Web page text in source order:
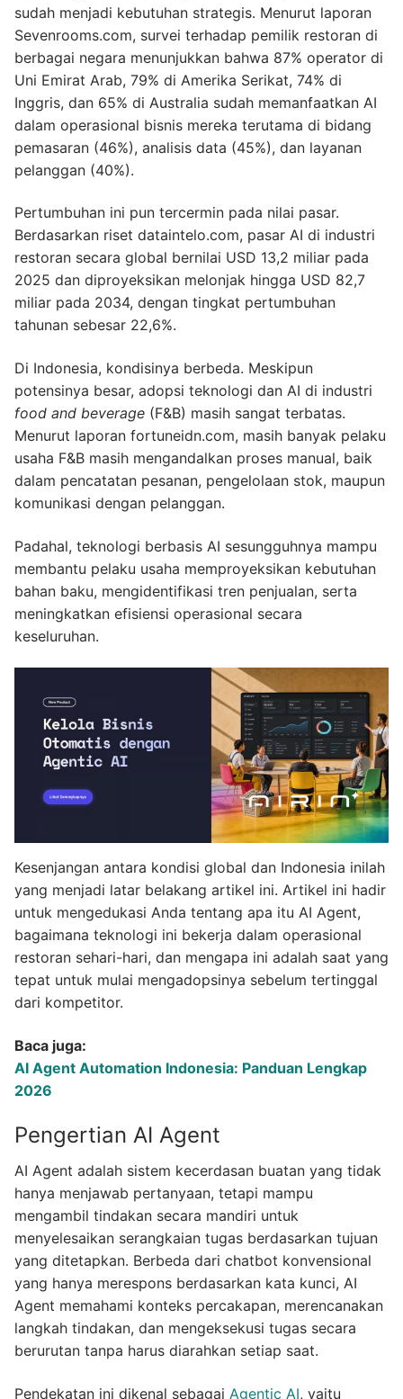
sudah menjadi kebutuhan strategis. Menurut laporan
Sevenrooms.com, survei terhadap pemilik restoran di
berbagai negara menunjukkan bahwa 87% operator di
Uni Emirat Arab, 79% di Amerika Serikat, 74% di
Inggris, dan 65% di Australia sudah memanfaatkan AI
dalam operasional bisnis mereka terutama di bidang
pemasaran (46%), analisis data (45%), dan layanan
pelanggan (40%).
Pertumbuhan ini pun tercermin pada nilai pasar.
Berdasarkan riset dataintelo.com, pasar AI di industri
restoran secara global bernilai USD 13,2 miliar pada
2025 dan diproyeksikan melonjak hingga USD 82,7
miliar pada 2034, dengan tingkat pertumbuhan
tahunan sebesar 22,6%.
Di Indonesia, kondisinya berbeda. Meskipun
potensinya besar, adopsi teknologi dan AI di industri
food and beverage (F&B) masih sangat terbatas.
Menurut laporan fortuneidn.com, masih banyak pelaku
usaha F&B masih mengandalkan proses manual, baik
dalam pencatatan pesanan, pengelolaan stok, maupun
komunikasi dengan pelanggan.
Padahal, teknologi berbasis AI sesungguhnya mampu
membantu pelaku usaha memproyeksikan kebutuhan
bahan baku, mengidentifikasi tren penjualan, serta
meningkatkan efisiensi operasional secara
keseluruhan.
Kesenjangan antara kondisi global dan Indonesia inilah
yang menjadi latar belakang artikel ini. Artikel ini hadir
untuk mengedukasi Anda tentang apa itu AI Agent,
bagaimana teknologi ini bekerja dalam operasional
restoran sehari-hari, dan mengapa ini adalah saat yang
tepat untuk mulai mengadopsinya sebelum tertinggal
dari kompetitor.
Baca juga:
AI Agent Automation Indonesia: Panduan Lengkap
2026
Pengertian AI Agent
AI Agent adalah sistem kecerdasan buatan yang tidak
hanya menjawab pertanyaan, tetapi mampu
mengambil tindakan secara mandiri untuk
menyelesaikan serangkaian tugas berdasarkan tujuan
yang ditetapkan. Berbeda dari chatbot konvensional
yang hanya merespons berdasarkan kata kunci, AI
Agent memahami konteks percakapan, merencanakan
langkah tindakan, dan mengeksekusi tugas secara
berurutan tanpa harus diarahkan setiap saat.
Pendekatan ini dikenal sebagai Agentic AI, yaitu